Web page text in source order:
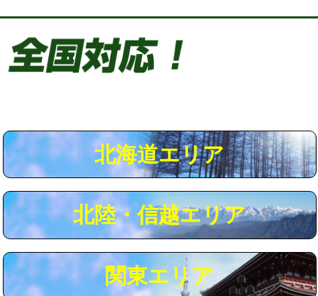
給水管工事※（塩ビ管（VP・HI）使
用/3ｍまで)
給水管工事※（ライニング鋼管・銅
管・ポリ管・HT管使用/3ｍまで)
44,000円
給水管工事※（ライニング鋼管・銅
+8,800円
マス交換（土の掘削・埋め戻し作業） 11,000円~
マス交換（深さ50㎝以上） 66,000円
北海道エリア
北陸・信越エリア
関東エリア